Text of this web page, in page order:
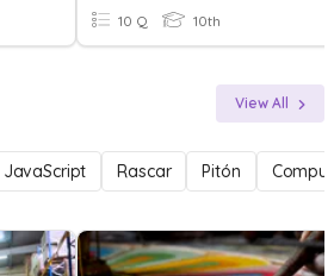
10 Q 10th
View All
JavaScript Rascar Pitón